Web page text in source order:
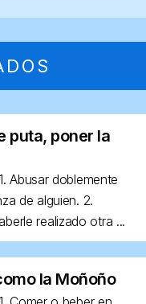
puta, poner la
Abusar doblemente
de alguien. 2.
realizado otra ...
la Moñoño